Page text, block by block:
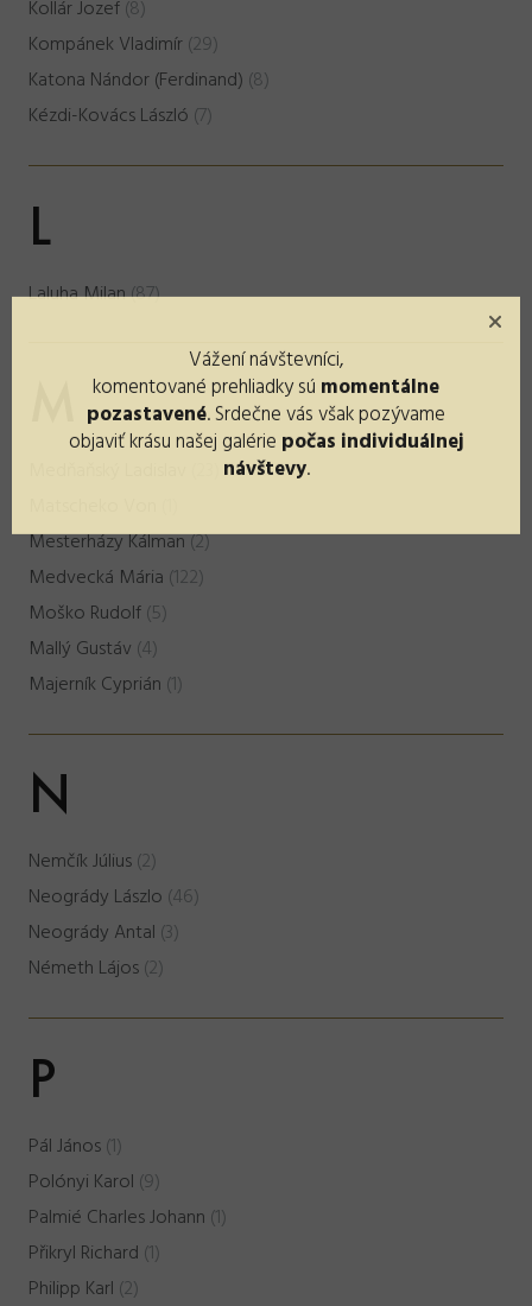
Kollár Jozef(8)
Kompánek Vladimír(29)
Katona Nándor (Ferdinand) (8)
Kézdi-Kovács László (7)
L
Laluha Milan(87)
Mesterházy Kálman(2)
Medvecká Mária (122)
Moško Rudolf(5)
Mallý Gustáv (4)
Majerník Cyprián (1)
N
Nemčík Július(2)
Neogrády Lászlo (46)
Neogrády Antal (3)
Németh Lájos(2)
P
Pál János(1)
Polónyi Karol (9)
Palmié Charles Johann (1)
Přikryl Richard (1)
Philipp Karl (2)
Vážení návštevníci,
komentované prehliadky sú momentálne
pozastavené . Srdečne vás však pozývame
objaviť krásu našej galérie počas individuálnej
návštevy.